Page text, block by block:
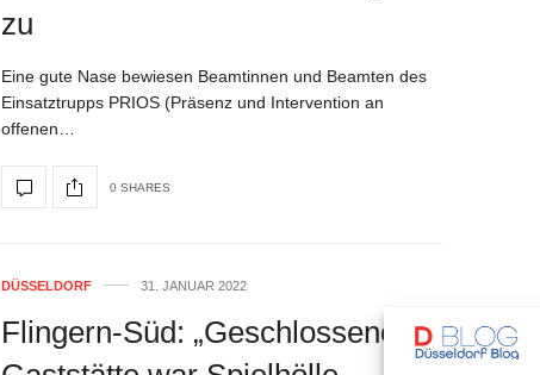
zu
Eine gute Nase bewiesen Beamtinnen und Beamten des
Einsatztrupps PRIOS (Präsenz und Intervention an
offenen…
0 SHARES
DÜSSELDORF 31. JANUAR 2022
Flingern-Süd: „Geschlossene“